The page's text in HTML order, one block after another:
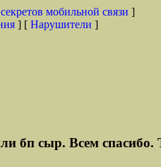
мобильной связи ]
] [ Нарушители ]
бп сыр. Всем